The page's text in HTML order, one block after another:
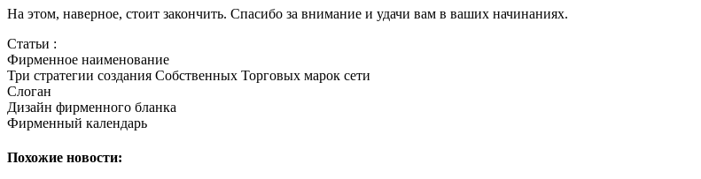
На этом, наверное, стоит закончить. Спасибо за внимание и удачи вам в ваших начинаниях.
Статьи :
Фирменное наименование
Три стратегии создания Собственных Торговых марок сети
Слоган
Дизайн фирменного бланка
Фирменный календарь
Похожие новости: